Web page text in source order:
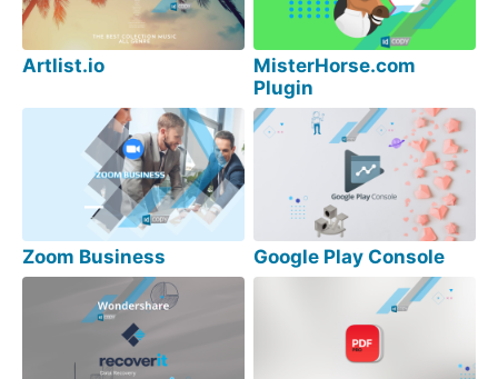
Artlist.io
MisterHorse.com
Plugin
Zoom Business Google Play Console